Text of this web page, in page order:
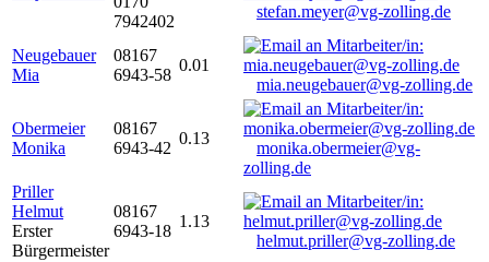
7942402
stefan.meyer@vg-zolling.de
Neugebauer
Mia
08167
6943-58
0.01
mia.neugebauer@vg-zolling.de
Obermeier
Monika
08167
6943-42
0.13
monika.obermeier@vg-
zolling.de
Priller
Helmut
Erster
Bürgermeister
08167
6943-18
1.13
helmut.priller@vg-zolling.de